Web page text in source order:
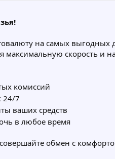
на самых выгодных
максимальную скорость и
комиссий
24/7
ваших средств
в любое время
обмен с